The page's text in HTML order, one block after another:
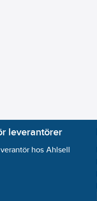
leverantörer
hos Ahlsell